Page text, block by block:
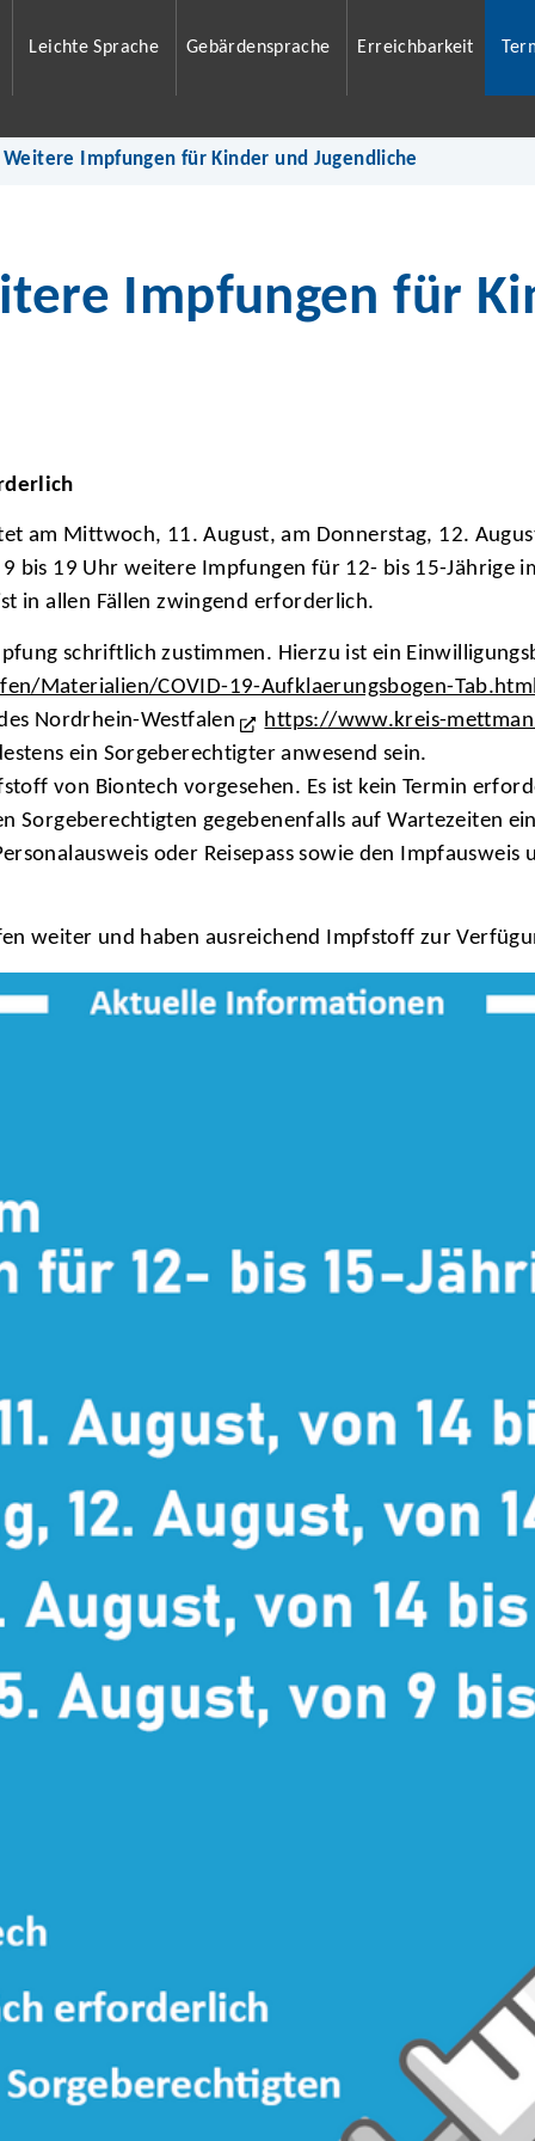
Leichte Sprache Gebärdensprache Erreichbarkeit
Weitere Impfungen für Kinder und Jugendliche
Impfungen für
am Mittwoch, 11. August, am Donnerstag, 12.
bis 19 Uhr weitere Impfungen für 12- bis 15-Jährige
in allen Fällen zwingend erforderlich.
schriftlich zustimmen. Hierzu ist ein
Materialien/COVID-19-Aufklaerungsbogen-
Nordrhein-Westfalen
https://www.kreis-
ein Sorgeberechtigter anwesend sein.
von Biontech vorgesehen. Es ist kein Termin
Sorgeberechtigten gegebenenfalls auf Wartezeiten
oder Reisepass sowie den Impfausweis
weiter und haben ausreichend Impfstoff zur